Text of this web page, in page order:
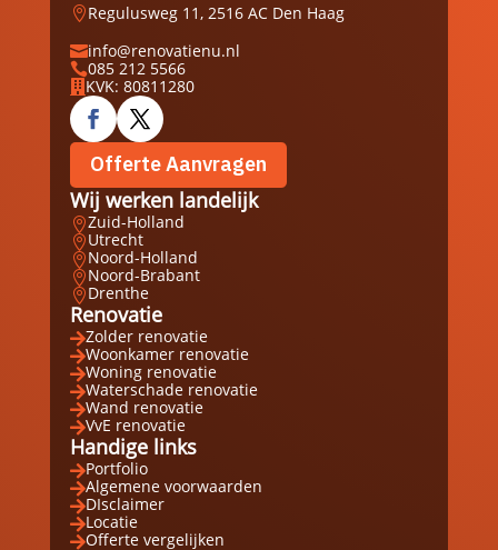
Regulusweg 11, 2516 AC Den Haag
info@renovatienu.nl
085 212 5566
 KVK: 80811280
Offerte Aanvragen
Wij werken landelijk
Zuid-Holland
Utrecht
Noord-Holland
Noord-Brabant
Drenthe
Renovatie
Zolder renovatie
Woonkamer renovatie
Woning renovatie
Waterschade renovatie
Wand renovatie
VvE renovatie
Handige links
Portfolio
Algemene voorwaarden
DIsclaimer
Locatie
Offerte vergelijken